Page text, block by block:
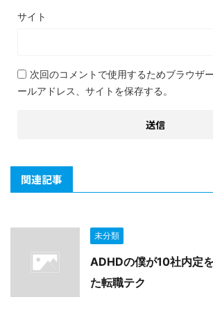
サイト
次回のコメントで使用するためブラウザ
ールアドレス、サイトを保存する。
関連記事
未分類
ADHDの僕が10社内定
た転職テク